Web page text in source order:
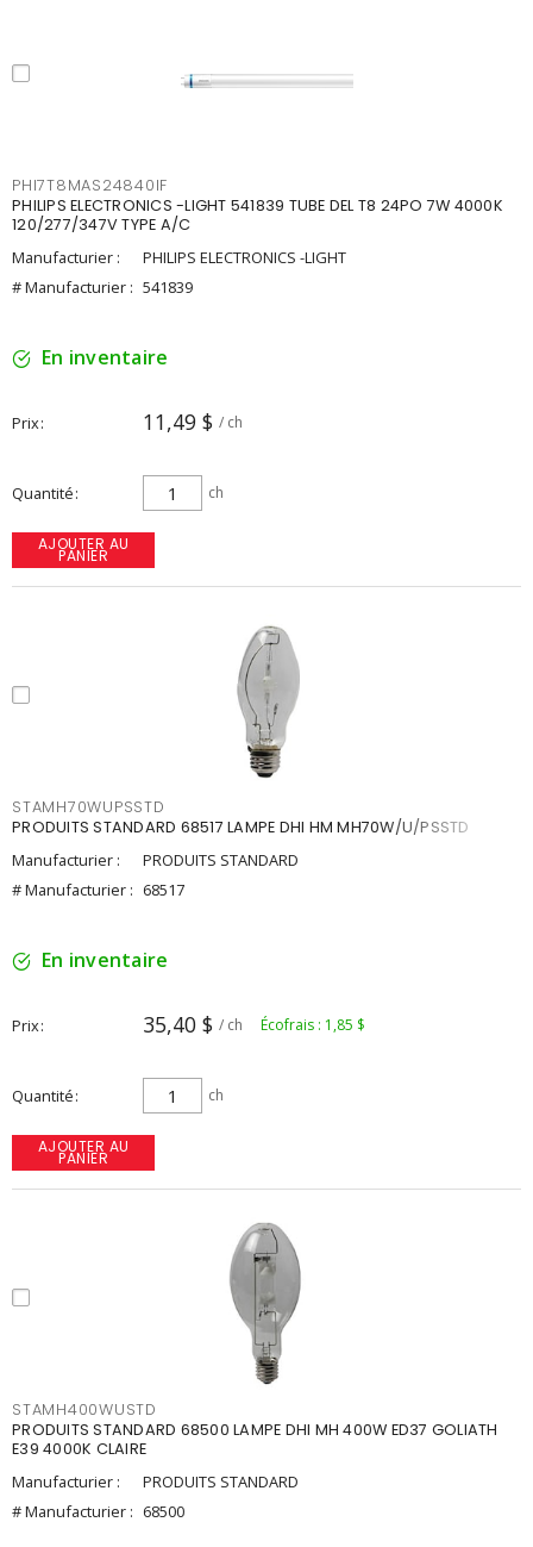
PHI7T8MAS24840IF
PHILIPS ELECTRONICS -LIGHT 541839 TUBE DEL T8 24PO 7W 4000K
120/277/347V TYPE A/C
Manufacturier :
PHILIPS ELECTRONICS -LIGHT
# Manufacturier : 541839
En inventaire
Prix 11,49 $ / ch
Quantité ch
AJOUTER AU
PANIER
STAMH70WUPSSTD
PRODUITS STANDARD 68517 LAMPE DHI HM MH70W/U/PSSTD
Manufacturier :
PRODUITS STANDARD
# Manufacturier : 68517
En inventaire
Prix 35,40 $ / ch Écofrais : 1,85 $
Quantité ch
AJOUTER AU
PANIER
STAMH400WUSTD
PRODUITS STANDARD 68500 LAMPE DHI MH 400W ED37 GOLIATH
E39 4000K CLAIRE
Manufacturier :
PRODUITS STANDARD
# Manufacturier : 68500